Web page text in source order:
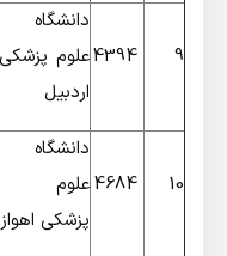
4394
دانشگاه
علوم پزشکی
اردبیل
2046
4684
دانشگاه
علوم
پزشکی اهواز